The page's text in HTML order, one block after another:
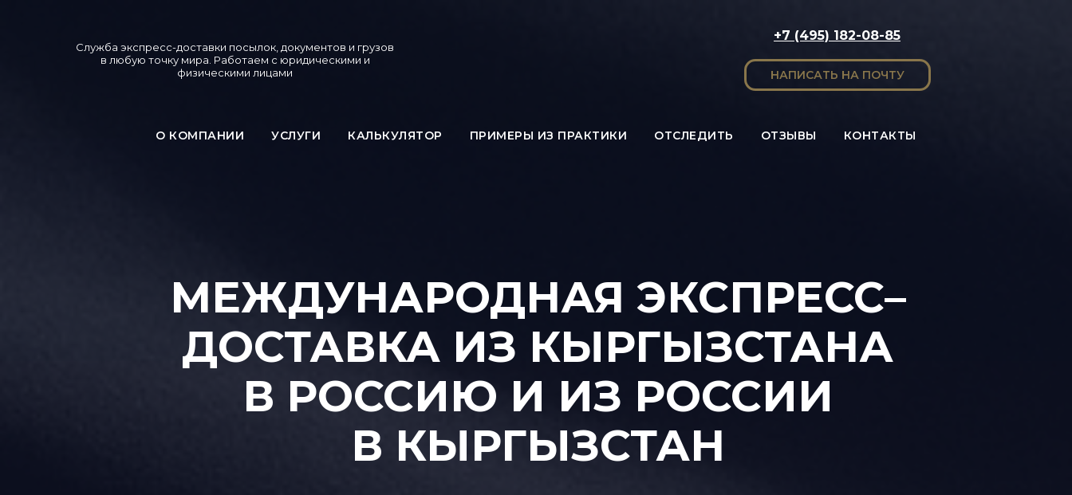
Служба экспресс-доставки посылок, документов и грузов
в любую точку мира. Работаем с юридическими и
физическими лицами
+7 (495) 182-08-85
НАПИСАТЬ НА ПОЧТУ
О КОМПАНИИ УСЛУГИ КАЛЬКУЛЯТОР ПРИМЕРЫ ИЗ ПРАКТИКИ ОТСЛЕДИТЬ ОТЗЫВЫ КОНТАКТЫ
МЕЖДУНАРОДНАЯ ЭКСПРЕСС–
ДОСТАВКА ИЗ КЫРГЫЗСТАНА
В РОССИЮ И ИЗ РОССИИ
В КЫРГЫЗСТАН